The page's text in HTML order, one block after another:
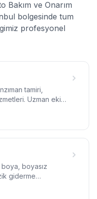
Bakım ve Onarım
bolgesinde tum
profesyonel
tamiri,
Uzman ekip,
boyasız
giderme